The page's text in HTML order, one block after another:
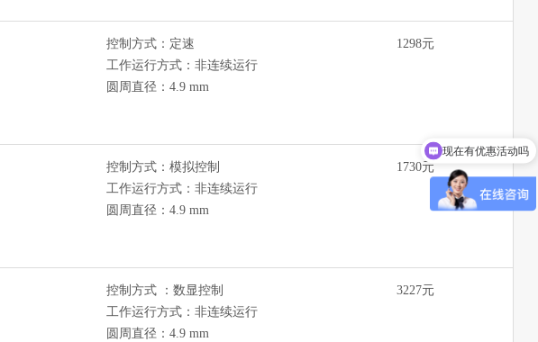
控制方式：定速
工作运行方式：非连续运行
圆周直径：4.9 mm
1298元
控制方式：模拟控制
工作运行方式：非连续运行
圆周直径：4.9 mm
1730元
控制方式 ：数显控制
工作运行方式：非连续运行
圆周直径：4.9 mm
3227元
可以介绍下你们的产品么
现在有优惠活动吗